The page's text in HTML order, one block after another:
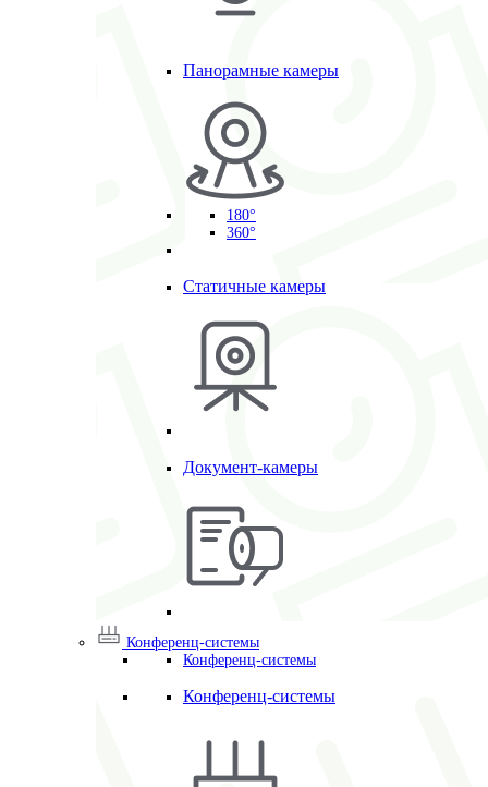
Панорамные камеры
180°
360°
Статичные камеры
Документ-камеры
Конференц-системы
Конференц-системы
Конференц-системы